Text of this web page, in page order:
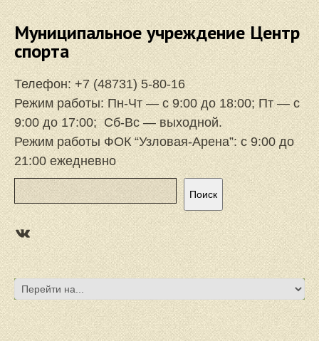
Муниципальное учреждение Центр
спорта
Телефон:+7 (48731) 5-80-16
Режим работы: Пн-Чт — с 9:00 до 18:00; Пт — с
9:00 до 17:00; Сб-Вс — выходной.
Режим работы ФОК “Узловая-Арена”: с 9:00 до
21:00 ежедневно
Поиск
Поиск
https://vk.com/focuzlarena